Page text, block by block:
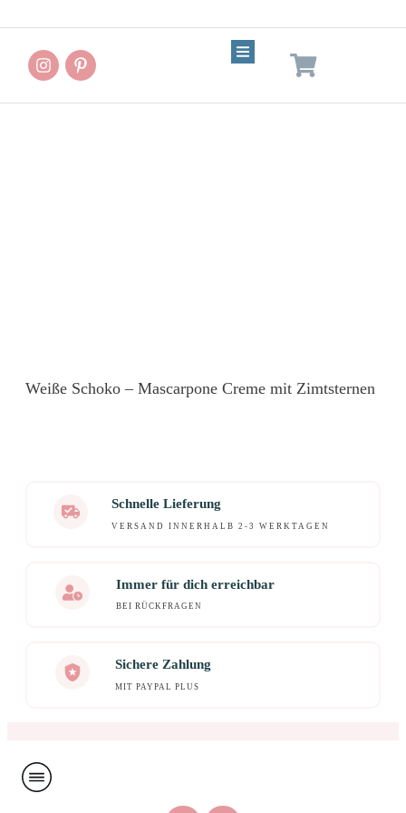
Weiße Schoko – Mascarpone Creme mit Zimtsternen
Schnelle Lieferung
VERSAND INNERHALB 2-3 WERKTAGEN
Immer für dich erreichbar
BEI RÜCKFRAGEN
Sichere Zahlung
MIT PAYPAL PLUS